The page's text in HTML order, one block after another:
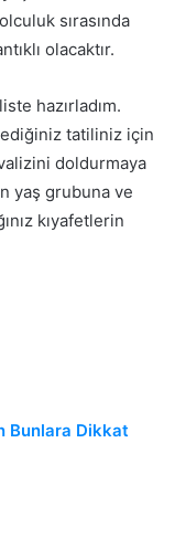
sırasında
olacaktır.
hazırladım.
tatiliniz için
doldurmaya
yaş grubuna ve
kıyafetlerin
Bunlara Dikkat